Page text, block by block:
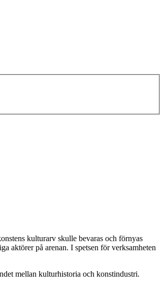
kulturarv skulle bevaras och förnyas
aktörer på arenan. I spetsen för verksamheten
mellan kulturhistoria och konstindustri.